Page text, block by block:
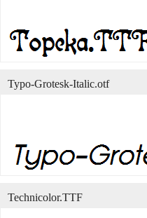
Typo-Grotesk-Italic.otf
Technicolor.TTF